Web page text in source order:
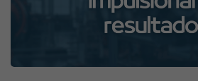
começar
2024